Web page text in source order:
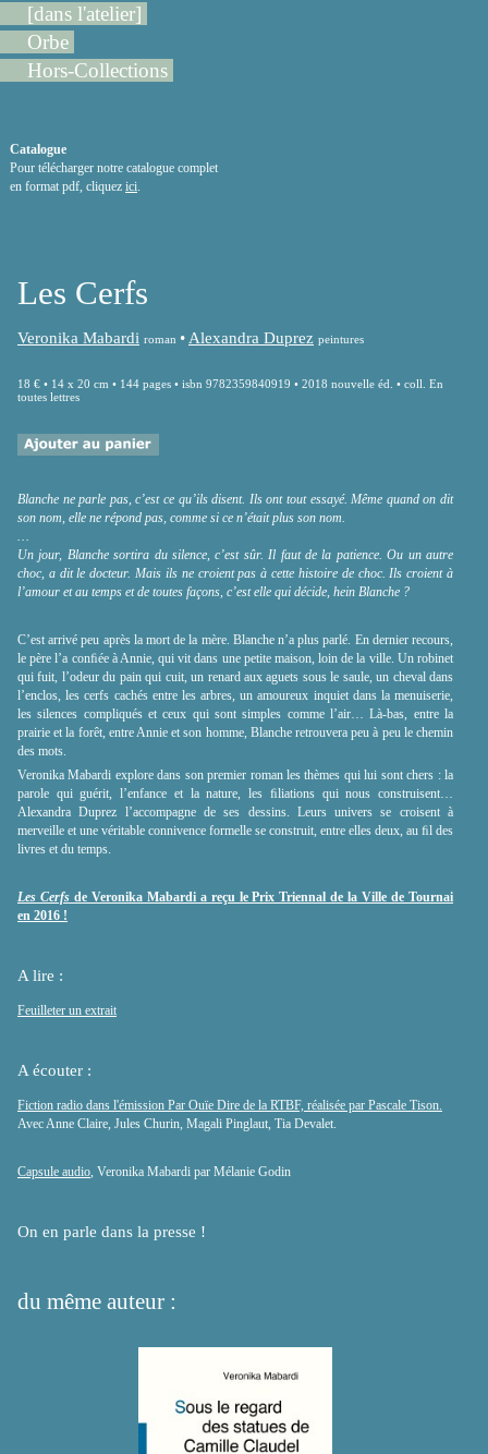
[dans l'atelier]
Orbe
Hors-Collections
Catalogue
Pour télécharger notre catalogue complet
en format pdf, cliquez ici
Les Cerfs
Veronika Mabardi roman • Alexandra Duprez peintures
18 € • 14 x 20 cm • 144 pages • isbn 9782359840919 • 2018 nouvelle éd. • coll. En
toutes lettres
Blanche ne parle pas, c’est ce qu’ils disent. Ils ont tout essayé. Même quand on dit
son nom, elle ne répond pas, comme si ce n’était plus son nom.
Un jour, Blanche sortira du silence, c’est sûr. Il faut de la patience. Ou un autre
choc, a dit le docteur. Mais ils ne croient pas à cette histoire de choc. Ils croient à
l’amour et au temps et de toutes façons, c’est elle qui décide, hein Blanche ?
C’est arrivé peu après la mort de la mère. Blanche n’a plus parlé. En dernier recours,
le père l’a conﬁée à Annie, qui vit dans une petite maison, loin de la ville. Un robinet
qui fuit, l’odeur du pain qui cuit, un renard aux aguets sous le saule, un cheval dans
l’enclos, les cerfs cachés entre les arbres, un amoureux inquiet dans la menuiserie,
les silences compliqués et ceux qui sont simples comme l’air… Là-bas, entre la
prairie et la forêt, entre Annie et son homme, Blanche retrouvera peu à peu le chemin
des mots.
Veronika Mabardi explore dans son premier roman les thèmes qui lui sont chers : la
parole qui guérit, l’enfance et la nature, les ﬁliations qui nous construisent…
Alexandra Duprez l’accompagne de ses dessins. Leurs univers se croisent à
merveille et une véritable connivence formelle se construit, entre elles deux, au ﬁl des
livres et du temps.
Les Cerfsde Veronika Mabardi a reçu le Prix Triennal de la Ville de Tournai
en 2016 !
A lire :
Feuilleter un extrait
A écouter :
Fiction radio dans l'émission Par Ouïe Dire de la RTBF, réalisée par Pascale Tison.
Avec Anne Claire, Jules Churin, Magali Pinglaut, Tia Devalet.
Capsule audio , Veronika Mabardi par Mélanie Godin
On en parle dans la presse !
du même auteur :